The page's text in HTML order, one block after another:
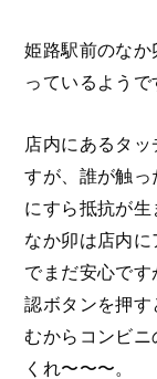
姫路駅前のなか
っているようで
店内にあるタ
すが、誰が触
にすら抵抗が生
なか卯は店内
でまだ安心で
認ボタンを押
むからコンビ
くれ〜〜〜。